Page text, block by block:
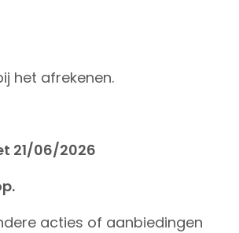
het afrekenen.
21/06/2026
acties of aanbiedingen